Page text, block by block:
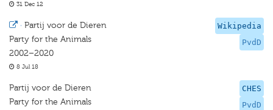
31 Dec 12
Wikipedia
PvdD
· Partij voor de Dieren
Party for the Animals
2002–2020
8 Jul 18
CHES
PvdD
Partij voor de Dieren
Party for the Animals